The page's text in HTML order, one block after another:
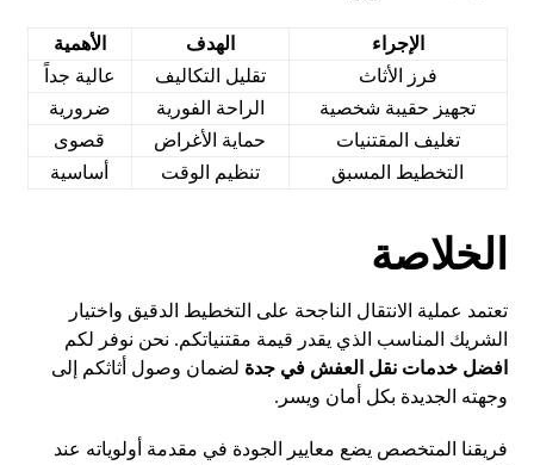
الإجراء الهدف
الأهمية
فرز الأثاث
تقليل التكاليف
عالية جداً
تجهيز حقيبة شخصية
الراحة الفورية
ضرورية
تغليف المقتنيات
حماية الأغراض
قصوى
التخطيط المسبق
تنظيم الوقت أساسية
الخلاصة
تعتمد عملية الانتقال الناجحة على التخطيط الدقيق واختيار
الشريك المناسب الذي يقدر قيمة مقتنياتكم. نحن نوفر لكم
افضل خدمات نقل العفش في جدة لضمان وصول أثاثكم
إلى
وجهته الجديدة بكل أمان ويسر.
فريقنا المتخصص يضع معايير الجودة في مقدمة أولوياته عند